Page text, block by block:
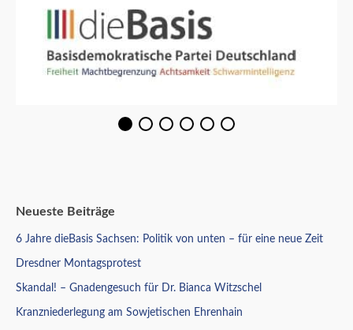
Neueste Beiträge
6 Jahre dieBasis Sachsen: Politik von unten – für eine neue Zeit
Dresdner Montagsprotest
Skandal! – Gnadengesuch für Dr. Bianca Witzschel
Kranzniederlegung am Sowjetischen Ehrenhain